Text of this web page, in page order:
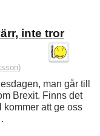
inte tror
man går till
Brexit. Finns det
kommer att ge oss